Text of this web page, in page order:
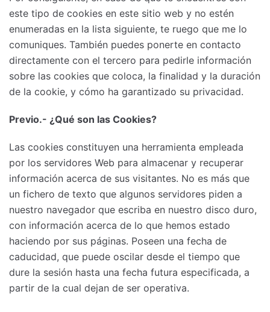
este tipo de cookies en este sitio web y no estén
enumeradas en la lista siguiente, te ruego que me lo
comuniques. También puedes ponerte en contacto
directamente con el tercero para pedirle información
sobre las cookies que coloca, la finalidad y la duración
de la cookie, y cómo ha garantizado su privacidad.
Previo.- ¿Qué son las Cookies?
Las cookies constituyen una herramienta empleada
por los servidores Web para almacenar y recuperar
información acerca de sus visitantes. No es más que
un fichero de texto que algunos servidores piden a
nuestro navegador que escriba en nuestro disco duro,
con información acerca de lo que hemos estado
haciendo por sus páginas. Poseen una fecha de
caducidad, que puede oscilar desde el tiempo que
dure la sesión hasta una fecha futura especificada, a
partir de la cual dejan de ser operativa.